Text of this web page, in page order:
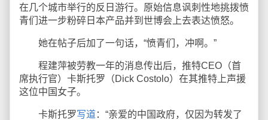
在几个城市举行的反日游行。原始信息讽刺性地挑拨愤
青们进一步粉碎日本产品并到世博会上去表达愤怒。
她在帖子后加了一句话，“愤青们，冲啊。”
程建萍被劳教一年的消息传出后，推特CEO（首
席执行官）卡斯托罗（Dick Costolo）在其推特上声援
这位中国女子。
卡斯托罗写道：“亲爱的中国政府，仅因为转发了